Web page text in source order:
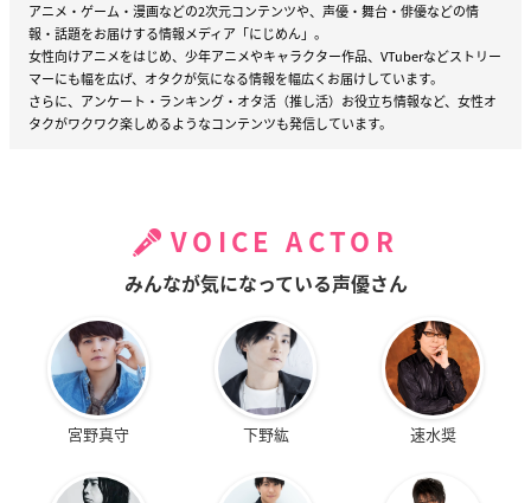
アニメ・ゲーム・漫画などの2次元コンテンツや、声優・舞台・俳優などの情
報・話題をお届けする情報メディア「にじめん」。
女性向けアニメをはじめ、少年アニメやキャラクター作品、VTuberなどストリー
マーにも幅を広げ、オタクが気になる情報を幅広くお届けしています。
さらに、アンケート・ランキング・オタ活（推し活）お役立ち情報など、女性オ
タクがワクワク楽しめるようなコンテンツも発信しています。
VOICE ACTOR
みんなが気になっている声優さん
宮野真守 下野紘 速水奨